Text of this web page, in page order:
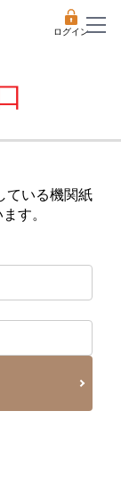
ログイン
ている機関紙
す。